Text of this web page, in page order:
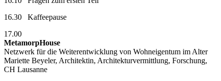
16.30 Kaffeepause
17.00
MetamorpHouse
Netzwerk für die Weiterentwicklung von Wohneigentum im Alter
Mariette Beyeler, Architektin, Architekturvermittlung, Forschung,
CH Lausanne